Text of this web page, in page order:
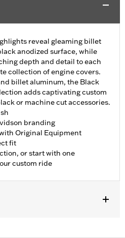
reveal gleaming billet
anodized surface, while
depth and detail to each
collection of engine covers.
billet aluminum, the Black
adds captivating custom
or machine cut accessories.
branding
Original Equipment
fit
or start with one
custom ride